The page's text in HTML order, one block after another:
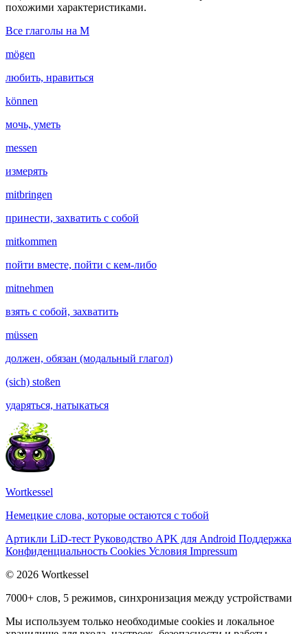
похожими характеристиками.
Все глаголы на M
mögen
любить, нравиться
können
мочь, уметь
messen
измерять
mitbringen
принести, захватить с собой
mitkommen
пойти вместе, пойти с кем-либо
mitnehmen
взять с собой, захватить
müssen
должен, обязан (модальный глагол)
(sich) stoßen
ударяться, натыкаться
Wortkessel
Немецкие слова, которые остаются с тобой
Артикли LiD-тест Руководство APK для Android Поддержка
Конфиденциальность Cookies Условия Impressum
© 2026 Wortkessel
7000+ слов, 5 режимов, синхронизация между устройствами
Мы используем только необходимые cookies и локальное